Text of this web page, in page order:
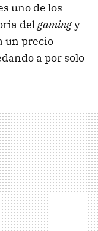
uno de los
delgamingy
un precio
a por solo